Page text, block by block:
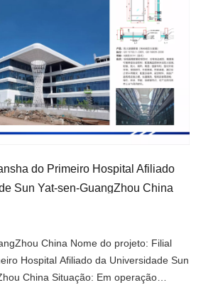
do Primeiro Hospital Afiliado
Sun Yat-sen-GuangZhou China
China Nome do projeto: Filial
Hospital Afiliado da Universidade Sun
China Situação: Em operação